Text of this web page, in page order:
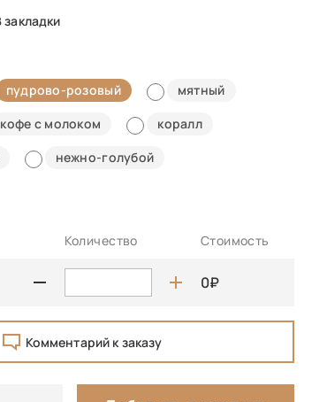
пудрово-розовый
мятный
кофе с молоком
коралл
нежно-голубой
Количество Стоимость
0
Комментарий к заказу